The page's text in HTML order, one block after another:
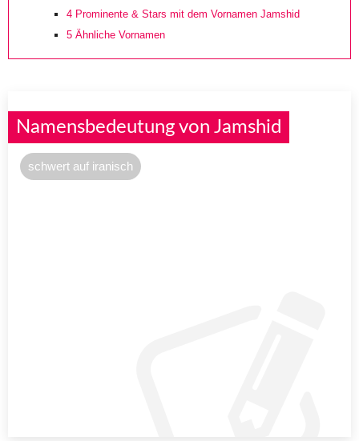
4 Prominente & Stars mit dem Vornamen Jamshid
5 Ähnliche Vornamen
Namensbedeutung von Jamshid
schwert auf iranisch